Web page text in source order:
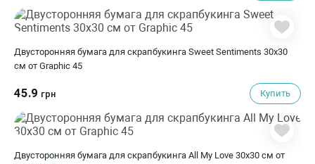
Двусторонняя бумага для скрапбукинга Sweet Sentiments 30х30
см от Graphic 45
45.9 грн Купить
Двусторонняя бумага для скрапбукинга All My Love 30х30 см от